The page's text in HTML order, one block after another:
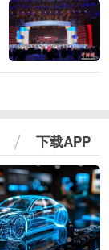
下载APP